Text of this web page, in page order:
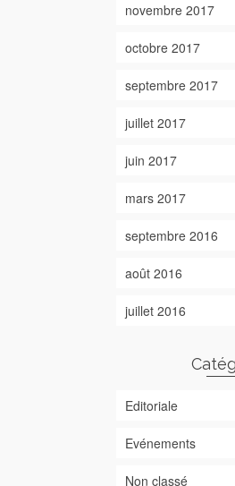
novembre 2017
octobre 2017
septembre 2017
juillet 2017
juin 2017
mars 2017
septembre 2016
août 2016
juillet 2016
Editoriale
Evénements
Non classé